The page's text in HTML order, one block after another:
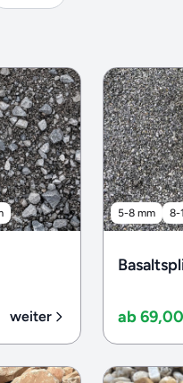
weiter
5-8 mm 8-
ab